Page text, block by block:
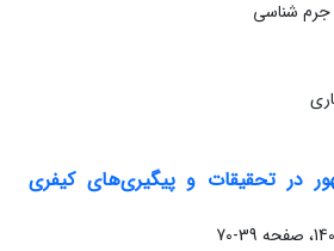
در تحقیقات و پیگیری‌های کیفری
39-70